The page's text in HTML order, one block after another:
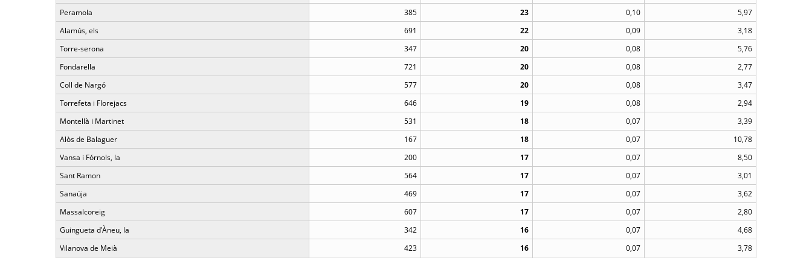
Peramola
385 23 0,10
5,97
Alamús, els
691 22 0,09
3,18
Torre-serona
347 20 0,08
5,76
Fondarella
721 20 0,08
2,77
Coll de Nargó
577 20 0,08
3,47
Torrefeta i Florejacs
646 19 0,08
2,94
Montellà i Martinet
531 18 0,07
3,39
Alòs de Balaguer
167 18 0,07
10,78
Vansa i Fórnols, la
200 17 0,07
8,50
Sant Ramon
564 17 0,07
3,01
Sanaüja
469 17 0,07
3,62
Massalcoreig
607 17 0,07
2,80
Guingueta d'Àneu, la
342 16 0,07
4,68
Vilanova de Meià
423 16 0,07 3,78